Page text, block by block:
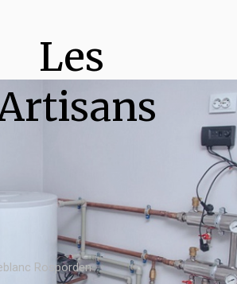
Les
Rosporden